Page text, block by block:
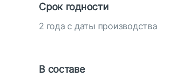
Срок годности
2 года с даты производства
В составе